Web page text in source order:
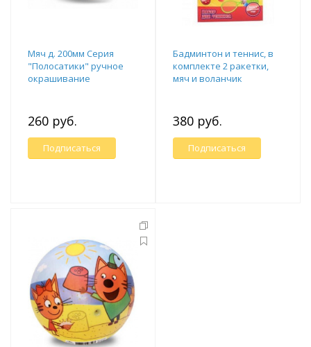
Мяч д. 200мм Серия
"Полосатики" ручное
окрашивание
260 руб.
Подписаться
Бадминтон и теннис, в
комплекте 2 ракетки,
мяч и воланчик
380 руб.
Подписаться